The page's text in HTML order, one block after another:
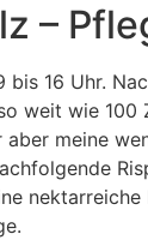
–
16 Uhr.
weit wie
meine